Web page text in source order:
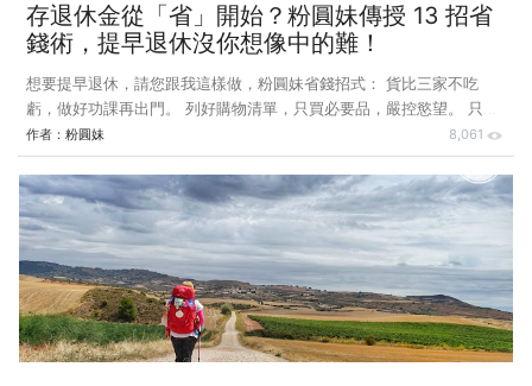
存退休金從「省」開始？粉圓妹傳授 13 招省
錢術，提早退休沒你想像中的難！
想要提早退休，請您跟我這樣做，粉圓妹省錢招式： 貨比三家不吃
虧，做好功課再出門。 列好購物清單，只買必要品，嚴控慾望。 只帶
適當金額的錢，管好自己的荷包。 騎機車去大賣場，載不動太多物
品，避免瘋狂購物。 賣場常常辦特價，不要為了便宜幾十元，就多買
幾份來囤貨。 少買零食，吃多只會胖，不吃不會死。 不一定大罐比較
划算，應視物品使用頻率，避免放到過期丟掉。 不要假日沒事就去賣
場/百貨公司閒逛，多逛多買；登山散步不花錢，強身健體感情好。 信
用卡結帳日後一天再去刷卡，可以延後約 45 天才付款，早付 1 天就少
賺 1 天利息錢。 善用信用卡分期 0 利率，可延
作者： 粉圓妹 8,061